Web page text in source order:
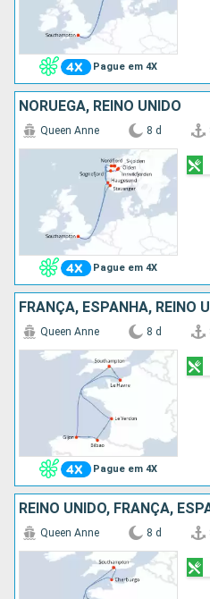
Pague em 4X
NORUEGA, REINO UNIDO
Pague em 4X
Queen Anne 8 d
FRANÇA, ESPANHA, REINO
Pague em 4X
Queen Anne 8 d
REINO UNIDO, FRANÇA,
Queen Anne 8 d